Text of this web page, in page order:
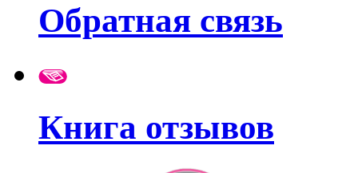
Обратная связь
Книга отзывов